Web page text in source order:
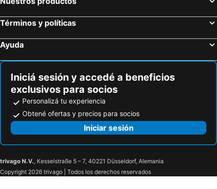
Términos y políticas
Ayuda
Iniciá sesión y accedé a beneficios
exclusivos para socios
Personalizá tu experiencia
Obtené ofertas y precios para socios
Iniciar sesión
trivago N.V., Kesselstraße 5 – 7, 40221 Düsseldorf, Alemania
Copyright 2026 trivago | Todos los derechos reservados